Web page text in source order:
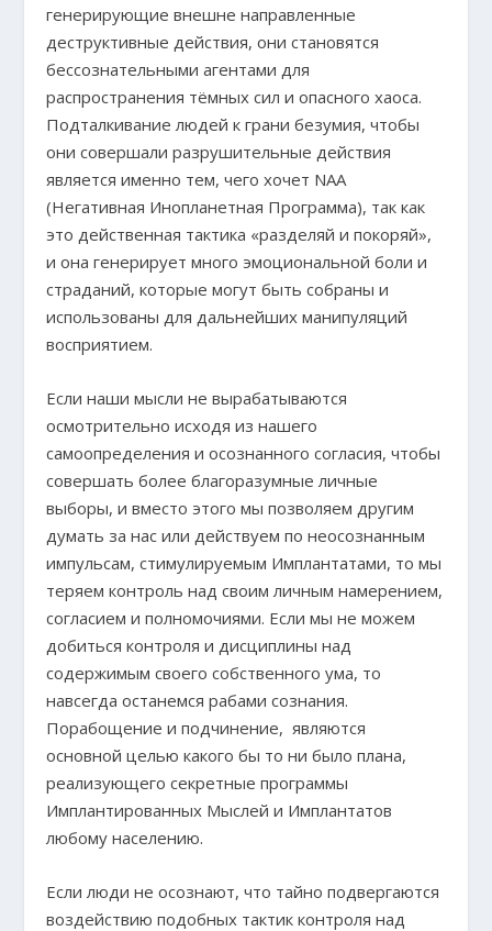
генерирующие внешне направленные
деструктивные действия, они становятся
бессознательными агентами для
распространения тёмных сил и опасного хаоса.
Подталкивание людей к грани безумия, чтобы
они совершали разрушительные действия
является именно тем, чего хочет NAA
(Негативная Инопланетная Программа), так как
это действенная тактика «разделяй и покоряй»,
и она генерирует много эмоциональной боли и
страданий, которые могут быть собраны и
использованы для дальнейших манипуляций
восприятием.
Если наши мысли не вырабатываются
осмотрительно исходя из нашего
самоопределения и осознанного согласия, чтобы
совершать более благоразумные личные
выборы, и вместо этого мы позволяем другим
думать за нас или действуем по неосознанным
импульсам, стимулируемым Имплантатами, то мы
теряем контроль над своим личным намерением,
согласием и полномочиями. Если мы не можем
добиться контроля и дисциплины над
содержимым своего собственного ума, то
навсегда останемся рабами сознания.
Порабощение и подчинение, являются
основной целью какого бы то ни было плана,
реализующего секретные программы
Имплантированных Мыслей и Имплантатов
любому населению.
Если люди не осознают, что тайно подвергаются
воздействию подобных тактик контроля над